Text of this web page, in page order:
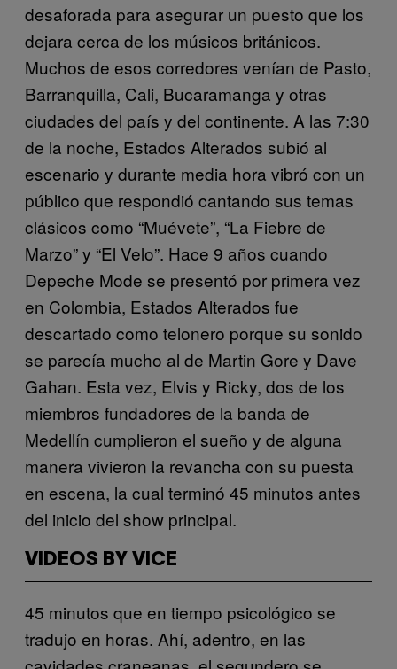
desaforada para asegurar un puesto que los
dejara cerca de los músicos británicos.
Muchos de esos corredores venían de Pasto,
Barranquilla, Cali, Bucaramanga y otras
ciudades del país y del continente. A las 7:30
de la noche, Estados Alterados subió al
escenario y durante media hora vibró con un
público que respondió cantando sus temas
clásicos como “Muévete”, “La Fiebre de
Marzo” y “El Velo”. Hace 9 años cuando
Depeche Mode se presentó por primera vez
en Colombia, Estados Alterados fue
descartado como telonero porque su sonido
se parecía mucho al de Martin Gore y Dave
Gahan. Esta vez, Elvis y Ricky, dos de los
miembros fundadores de la banda de
Medellín cumplieron el sueño y de alguna
manera vivieron la revancha con su puesta
en escena, la cual terminó 45 minutos antes
del inicio del show principal.
VIDEOS BY VICE
45 minutos que en tiempo psicológico se
tradujo en horas. Ahí, adentro, en las